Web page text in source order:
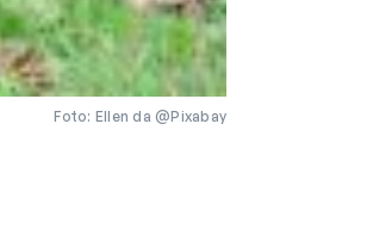
Foto: Ellen da @Pixabay